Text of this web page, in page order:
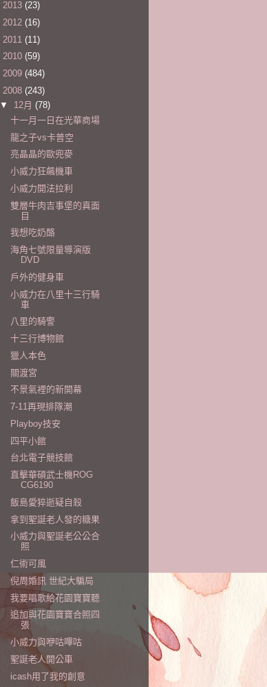
2013 (23)
2012 (16)
2011 (11)
2010 (59)
2009 (484)
2008 (243)
▼ 12月 (78)
十一月一日在光華商場
龍之子vs卡普空
亮晶晶的歐兜麥
小威力狂飆機車
小威力開法拉利
雙層牛肉吉事堡的真面
目
我想吃奶酪
海角七號限量導演版
DVD
戶外的健身車
小威力在八里十三行騎
車
八里的騎警
十三行博物館
獵人本色
關渡宮
不景氣裡的新開幕
7-11再現排隊潮
Playboy技安
四平小館
台北電子競技館
直擊華碩武士機ROG
CG6190
飯島愛猝逝疑自殺
拿到聖誕老人發的糖果
小威力與聖誕老公公合
照
仁術可風
倪周婚訊 世紀大騙局
我要唱歌給花園寶寶聽
追加與花園寶寶合照四
張
小威力與咿咕嗶咕
聖誕老人開公車
icash用了我的創意